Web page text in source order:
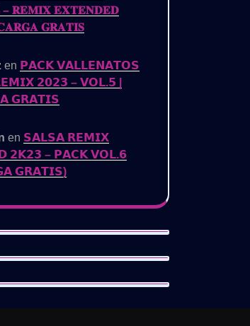
– 𝐑𝐄𝐌𝐈𝐗 𝐄𝐗𝐓𝐄𝐍𝐃𝐄𝐃
𝐆𝐑𝐀𝐓𝐈𝐒
en 𝗣𝗔𝗖𝗞 𝗩𝗔𝗟𝗟𝗘𝗡𝗔𝗧𝗢𝗦
𝟮𝟬𝟮𝟯 – 𝗩𝗢𝗟.𝟱 |
𝗚𝗥𝗔𝗧𝗜𝗦
en 𝗦𝗔𝗟𝗦𝗔 𝗥𝗘𝗠𝗜𝗫
𝟮𝗞𝟮𝟯 – 𝗣𝗔𝗖𝗞 𝗩𝗢𝗟.𝟲
𝗚𝗥𝗔𝗧𝗜𝗦)